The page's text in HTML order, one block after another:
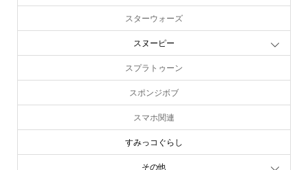
スターウォーズ
スヌーピー
スプラトゥーン
スポンジボブ
スマホ関連
すみっコぐらし
その他